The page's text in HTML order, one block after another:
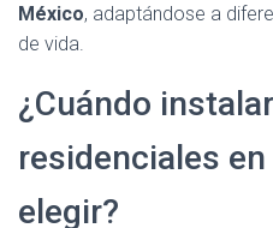
México, adaptándose a
de vida.
¿Cuándo
residenciales
elegir?